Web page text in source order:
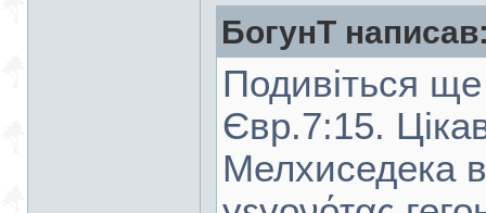
БогунТ
Подивіться
Євр.7:15.
Мелхиседека